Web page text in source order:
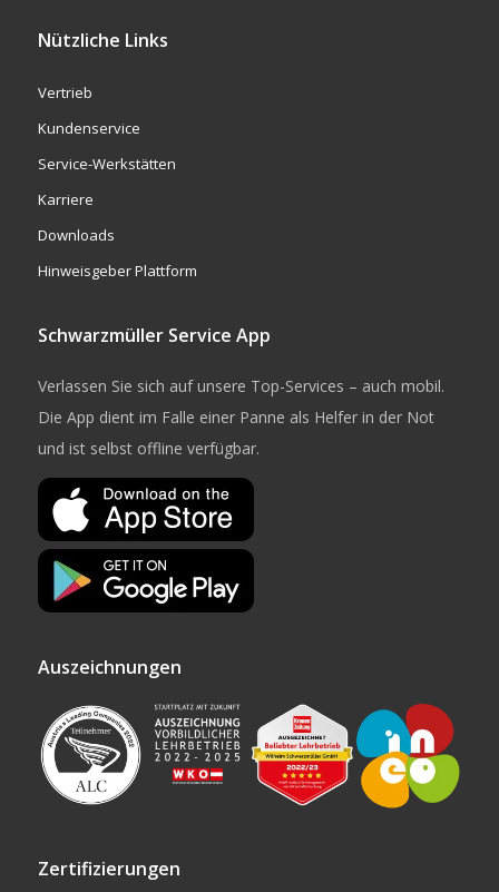
Nützliche Links
Vertrieb
Kundenservice
Service-Werkstätten
Karriere
Downloads
Hinweisgeber Plattform
Schwarzmüller Service App
Verlassen Sie sich auf unsere Top-Services – auch mobil.
Die App dient im Falle einer Panne als Helfer in der Not
und ist selbst offline verfügbar.
Auszeichnungen
Zertifizierungen